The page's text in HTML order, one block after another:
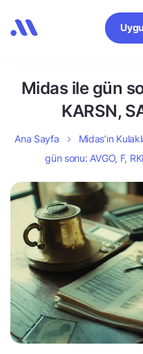
Midas ile gün
KARSN,
Ana Sayfa Midas’ın
gün sonu: AVGO, F,